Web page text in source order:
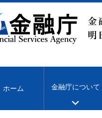
ホーム 金融庁について